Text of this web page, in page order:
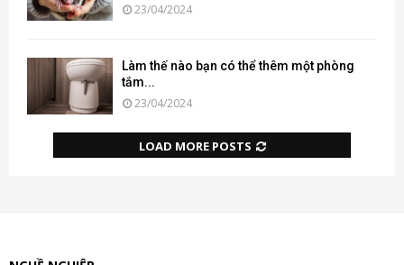
23/04/2024
Làm thế nào bạn có thể thêm một phòng
tắm...
23/04/2024
LOAD MORE POSTS